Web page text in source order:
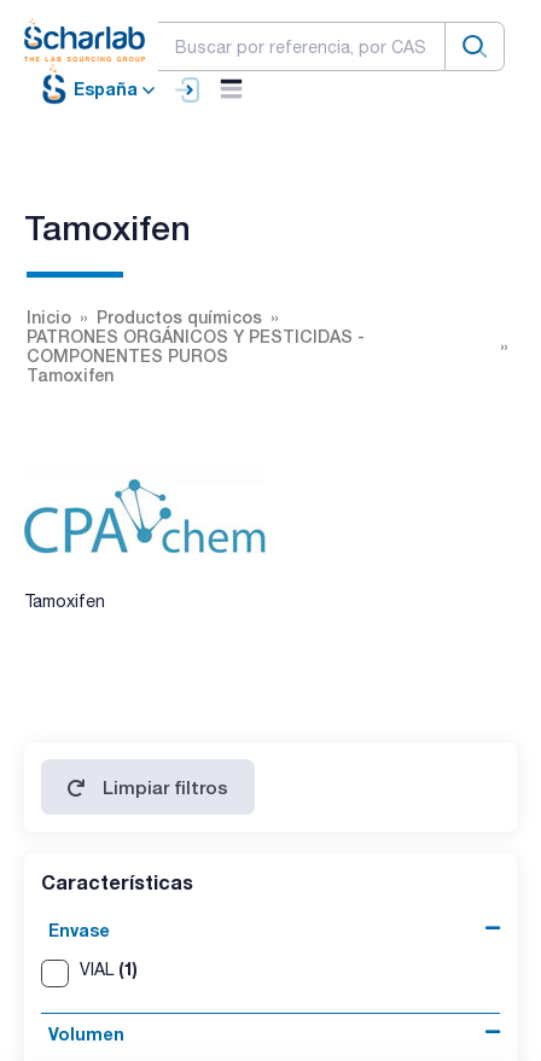
España
Tamoxifen
Inicio
Productos químicos
PATRONES ORGÁNICOS Y PESTICIDAS -
COMPONENTES PUROS
Tamoxifen
Tamoxifen
Limpiar filtros
Características
Envase
VIAL (1)
Volumen